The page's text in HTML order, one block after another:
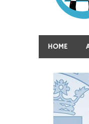
HOME